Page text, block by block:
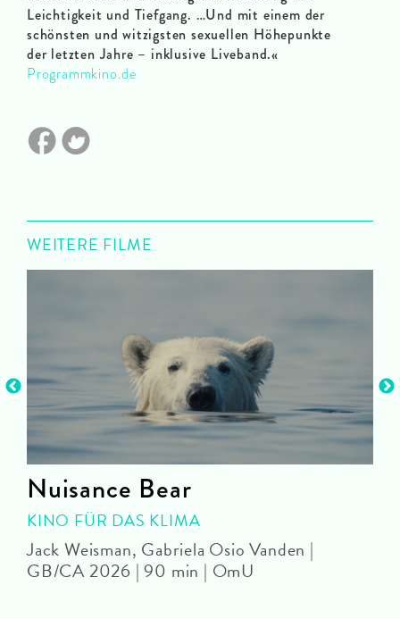
Leichtigkeit und Tiefgang. …Und mit einem der
schönsten und witzigsten sexuellen Höhepunkte
der letzten Jahre – inklusive Liveband.«
Programmkino.de
WEITERE FILME
Nuisance Bear
KINO FÜR DAS KLIMA
Jack Weisman, Gabriela Osio Vanden |
GB/CA 2026 | 90 min | OmU